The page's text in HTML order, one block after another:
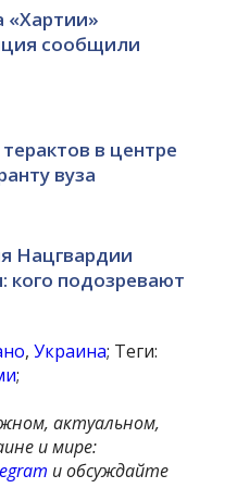
«Хартии»
сообщили
в центре
вуза
Нацгвардии
кого подозревают
,Украина; Теги:
;
актуальном,
и мире:
и обсуждайте